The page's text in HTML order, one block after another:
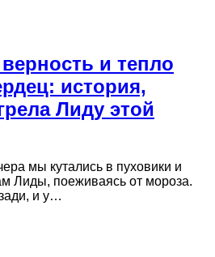
и тепло
история,
Лиду этой
мы кутались в пуховики и
Лиды, поеживаясь от мороза.
и у…